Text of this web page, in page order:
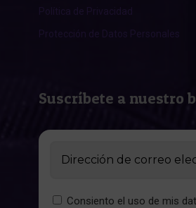
Política de Privacidad
Protección de Datos Personales
Suscríbete a nuestro
Consiento el uso de mis